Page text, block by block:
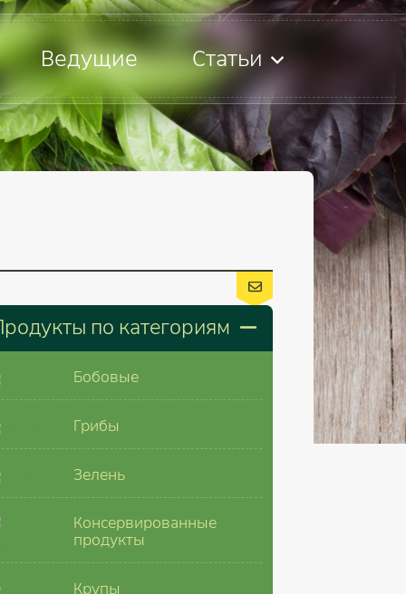
Ведущие Статьи
по категориям
Бобовые
Грибы
Зелень
Консервированные
продукты
Крупы